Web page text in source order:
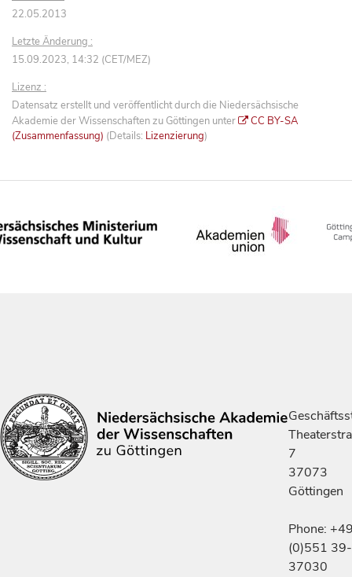
22.05.2013
Letzte Änderung :
15.09.2023, 14:32 (CET/MEZ)
Lizenz :
Datensatz erstellt und veröffentlicht durch die Niedersächsische
Akademie der Wissenschaften zu Göttingen unter
CC BY-SA
(Zusammenfassung) (Details: Lizenzierung)
7
37073
Göttingen
Phone:
(0)551 39-
37030